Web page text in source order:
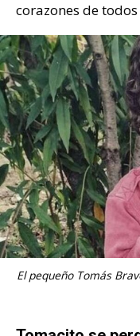
corazones de
El pequeño Tomás